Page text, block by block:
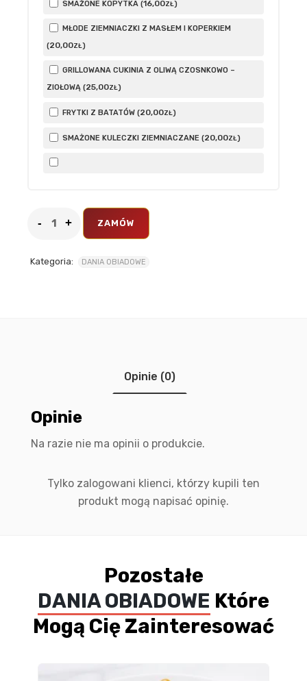
SMAŻONE KOPYTKA (16,00ZŁ)
MŁODE ZIEMNIACZKI Z MASŁEM I KOPERKIEM
(20,00ZŁ)
GRILLOWANA CUKINIA Z OLIWĄ CZOSNKOWO –
ZIOŁOWĄ (25,00ZŁ)
FRYTKI Z BATATÓW (20,00ZŁ)
SMAŻONE KULECZKI ZIEMNIACZANE (20,00ZŁ)
ZAMÓW
Kategoria: DANIA OBIADOWE
Opinie (0)
Opinie
Na razie nie ma opinii o produkcie.
Tylko zalogowani klienci, którzy kupili ten
produkt mogą napisać opinię.
Pozostałe
DANIA OBIADOWE Które
Mogą Cię Zainteresować